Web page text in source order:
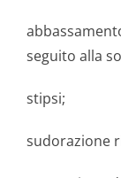
seguito alla
stipsi;
sudorazione